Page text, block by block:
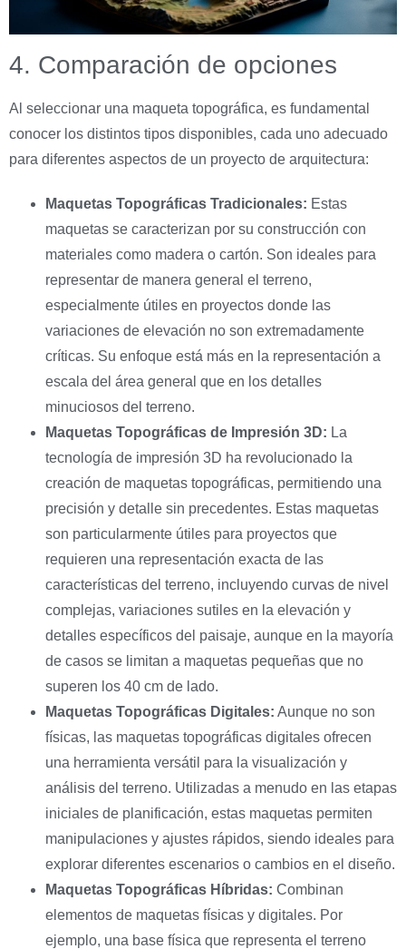
4. Comparación de opciones
Al seleccionar una maqueta topográfica, es fundamental
conocer los distintos tipos disponibles, cada uno adecuado
para diferentes aspectos de un proyecto de arquitectura:
Maquetas Topográficas Tradicionales: Estas
maquetas se caracterizan por su construcción con
materiales como madera o cartón. Son ideales para
representar de manera general el terreno,
especialmente útiles en proyectos donde las
variaciones de elevación no son extremadamente
críticas. Su enfoque está más en la representación a
escala del área general que en los detalles
minuciosos del terreno.
Maquetas Topográficas de Impresión 3D: La
tecnología de impresión 3D ha revolucionado la
creación de maquetas topográficas, permitiendo una
precisión y detalle sin precedentes. Estas maquetas
son particularmente útiles para proyectos que
requieren una representación exacta de las
características del terreno, incluyendo curvas de nivel
complejas, variaciones sutiles en la elevación y
detalles específicos del paisaje, aunque en la mayoría
de casos se limitan a maquetas pequeñas que no
superen los 40 cm de lado.
Maquetas Topográficas Digitales: Aunque no son
físicas, las maquetas topográficas digitales ofrecen
una herramienta versátil para la visualización y
análisis del terreno. Utilizadas a menudo en las etapas
iniciales de planificación, estas maquetas permiten
manipulaciones y ajustes rápidos, siendo ideales para
explorar diferentes escenarios o cambios en el diseño.
Maquetas Topográficas Híbridas: Combinan
elementos de maquetas físicas y digitales. Por
ejemplo, una base física que representa el terreno